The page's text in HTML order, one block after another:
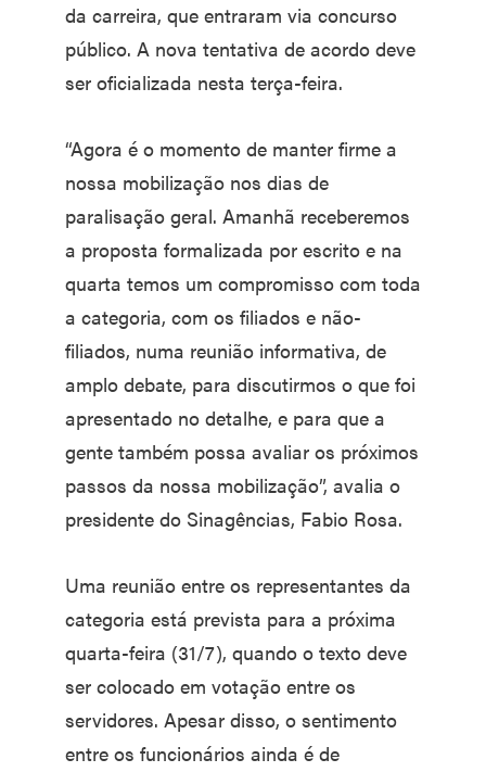
da carreira, que entraram via concurso
público. A nova tentativa de acordo deve
ser oficializada nesta terça-feira.
“Agora é o momento de manter firme a
nossa mobilização nos dias de
paralisação geral. Amanhã receberemos
a proposta formalizada por escrito e na
quarta temos um compromisso com toda
a categoria, com os filiados e não-
filiados, numa reunião informativa, de
amplo debate, para discutirmos o que foi
apresentado no detalhe, e para que a
gente também possa avaliar os próximos
passos da nossa mobilização”, avalia o
presidente do Sinagências, Fabio Rosa.
Uma reunião entre os representantes da
categoria está prevista para a próxima
quarta-feira (31/7), quando o texto deve
ser colocado em votação entre os
servidores. Apesar disso, o sentimento
entre os funcionários ainda é de